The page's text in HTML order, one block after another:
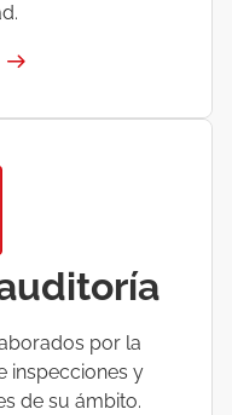
por la
inspecciones y
de su ámbito.